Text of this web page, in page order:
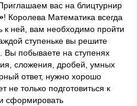
вас на блицтурнир
! Королева Математика всегда
к ней, вам необходимо пройти
ступеньке вы решите
Вы побываете на ступенях
сложения, дробей, умных
ответ, нужно хорошо
не только подготовиться к
сформировать